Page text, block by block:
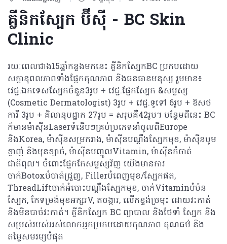
គ្លីនិកស្បែក ប៊ីស៊ី - BC Skin
Clinic
រយៈពេលជាង15ឆ្នាំកន្លងមកនេះ គ្លីនិកស្បែកBC ប្រកបដោយ
សក្តានុពលភាពទាំងផ្នែកគុណភាព និងធនធានមនុស្ស រួមមាន៖
វេជ្ជ.ឯកទេសស្បែកចំនួន3រូប + វេជ្ជ.ផ្នែកស្បែក &សម្ផស្ស
(Cosmetic Dermatologist) 3រូប + វេជ្ជ.ទូទៅ 6រូប + ឱសថ
ការី 3រូប + គិលានុបដ្ឋាក 27រូប = សរុបគឺ42រូប។ បន្ថែមពីនេះ BC
ក៏មានម៉ាស៊ីនLaserទំនើបៗគ្រប់ប្រភេទនាំចូលពីEurope
និងKorea, ម៉ាស៊ីនសម្រករាង, ម៉ាស៊ីនបណ្តឹងស្បែកមុខ, ម៉ាស៊ីនបូម
ខ្លាញ់ និងមុនខ្សាច់, ម៉ាស៊ីនបញ្ចូលVitamin, ម៉ាស៊ីនកំចាត់
ជាតិពុល។ ចំពោះផ្នែកកែសម្ផស្សវិញ យើងមានការ
ចាក់Botoxបំបាត់ជ្រួញ, Fillerបំពេញមុខ/ស្បែកផត,
ThreadLiftចាក់អំបោះបណ្តឹងស្បែកមុខ, ចាក់Vitaminបំប៉ន
ស្បែក, កែទម្រង់មុខអក្សរV, តចង្ការ, លើកខ្ទង់ច្រមុះ ដោយវះកាត់
និងមិនបាច់វះកាត់។ គ្លីនិកស្បែក BC ព្យាបាល និងថែទាំ ស្បែក និង
សម្រស់របស់អស់លោកអ្នកប្រកបដោយគុណភាព គុណធម៌ និង
តម្លៃសមរម្យបំផុត